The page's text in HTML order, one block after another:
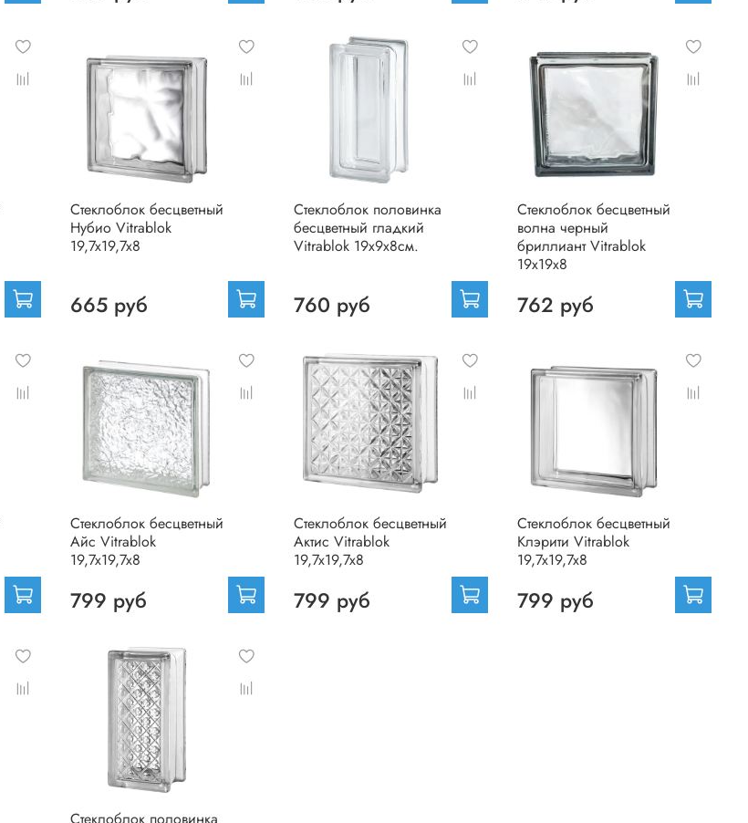
Стеклоблок бесцветный
Нубио Vitrablok
19,7x19,7x8
665 руб
Стеклоблок половинка
бесцветный гладкий
Vitrablok 19х9х8см.
760 руб
Стеклоблок бесцветный
волна черный
бриллиант Vitrablok
19х19х8
762 руб
Стеклоблок бесцветный
Айс Vitrablok
19,7x19,7x8
799 руб
Стеклоблок бесцветный
Актис Vitrablok
19,7x19,7x8
799 руб
Стеклоблок бесцветный
Клэрити Vitrablok
19,7x19,7x8
799 руб